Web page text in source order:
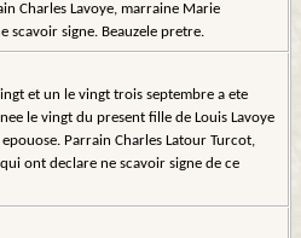
Charles Lavoye, marraine Marie
scavoir signe. Beauzele pretre.
et un le vingt trois septembre a ete
le vingt du present fille de Louis Lavoye
Parrain Charles Latour Turcot,
ont declare ne scavoir signe de ce